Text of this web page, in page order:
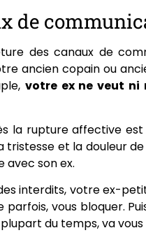
de
des canaux de
ancien copain ou
votre ex ne veut
rupture affective est
et la douleur
son ex.
interdits, votre ex-
vous bloquer.
du temps, va